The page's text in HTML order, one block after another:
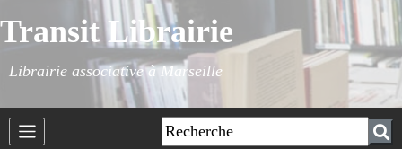
Transit Librairie
Librairie associative à Marseille